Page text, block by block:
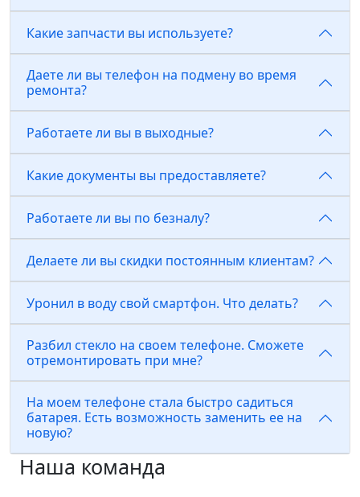
Какие запчасти вы используете?
Даете ли вы телефон на подмену во время
ремонта?
Работаете ли вы в выходные?
Какие документы вы предоставляете?
Работаете ли вы по безналу?
Делаете ли вы скидки постоянным клиентам?
Уронил в воду свой смартфон. Что делать?
Разбил стекло на своем телефоне. Сможете
отремонтировать при мне?
На моем телефоне стала быстро садиться
батарея. Есть возможность заменить ее на
новую?
Наша команда